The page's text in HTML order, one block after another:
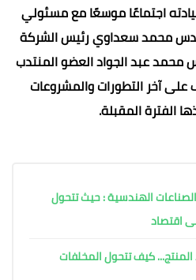
اجتماعًا موسعًا مع مسئولي
محمد سعداوي رئيس الشركة
محمد عبد الجواد العضو المنتدب
آخر التطورات والمشروعات
الفترة المقبلة.
الهندسية : حيث تتحول
اقتصاد
كيف تتحول المخلفات